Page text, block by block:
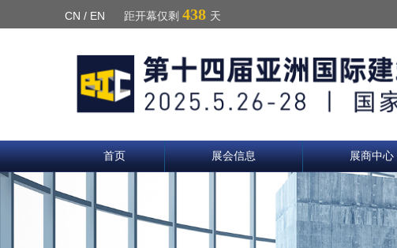
CN / EN 距开幕仅剩 438 天
首页 展会信息 展商中心